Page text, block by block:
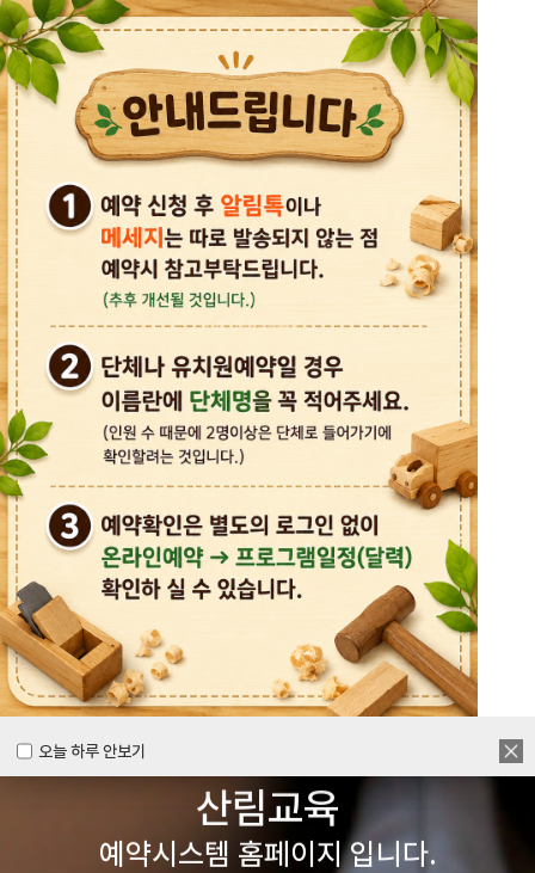
오늘 하루 안보기
오늘 하루 안보기
목공체험부터 숲체험 교육까지
다양한 경험을 할 수 있는
양주시
목재문화체험장&
산림교육
예약시스템 홈페이지 입니다.